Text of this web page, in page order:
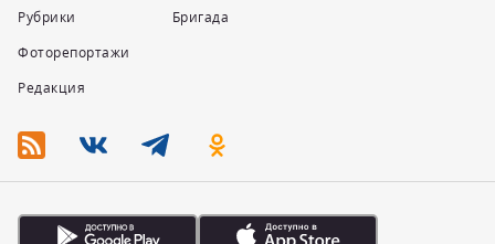
Рубрики
Фоторепортажи
Редакция
Бригада